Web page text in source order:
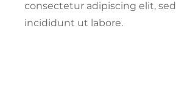
consectetur adipiscing elit, sed
incididunt ut labore.